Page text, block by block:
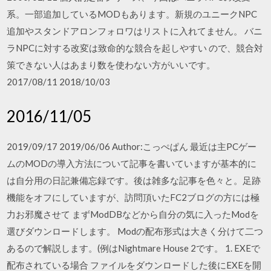
系。一部追加しているMODもあります。新規のユニークNPC
追加やスタンドアロンフォロワはリストに入れてません。 バニ
ラNPCに対する改変は致命的な競合を起しやすい ので、競合対
策できない人はあまり数を使わない方がいいです。
2017/08/11 2018/10/03
2016/11/05
2019/09/17 2019/06/06 Author:こっぺぱん 最近は主PCゲー
ムのMODの導入方法について記事を書いていますが基本的に
は自分用の日記兼備忘録です。後は雑多な記事を色々と。足跡
機能をオフにしていますが、訪問頂いたFC2ブログの方には極
力お邪魔させて まずModDBなどから自分の気に入ったModを
選びダウンロードします。 Modの配布形式は大きく分けて二つ
あるので解説します。(例はNightmare House 2です。 1. EXEで
配布されている場合 ファイルをダウンロードした後にEXEを開